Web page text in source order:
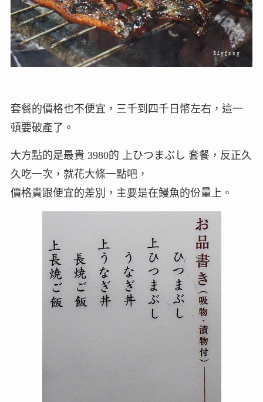
套餐的價格也不便宜，三千到四千日幣左右，這一
頓要破產了。
大方點的是最貴 3980的 上ひつまぶし 套餐，反正久
久吃一次，就花大條一點吧，
價格貴跟便宜的差別，主要是在鰻魚的份量上。